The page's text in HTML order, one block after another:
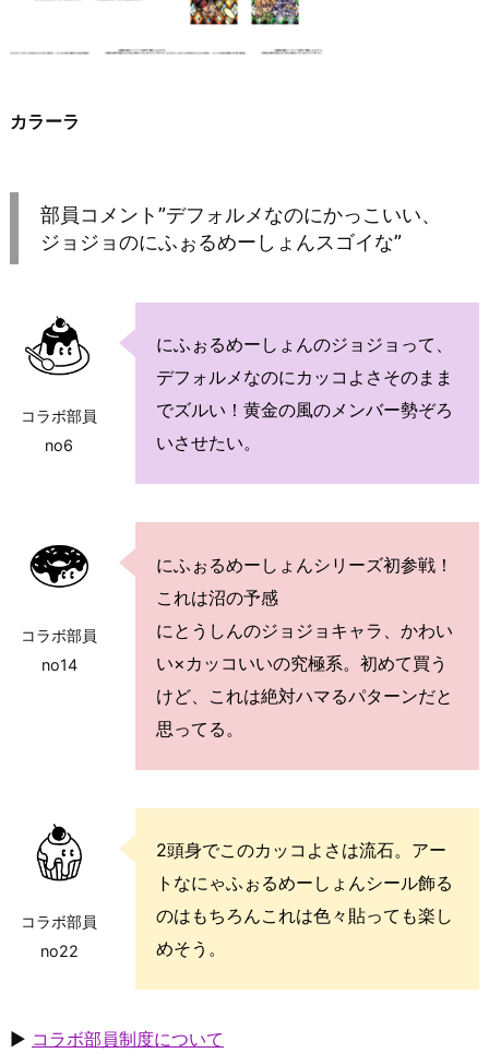
カラーラ
部員コメント”デフォルメなのにかっこいい、
ジョジョのにふぉるめーしょんスゴイな”
コラボ部員
no6
にふぉるめーしょんのジョジョって、
デフォルメなのにカッコよさそのまま
でズルい！黄金の風のメンバー勢ぞろ
いさせたい。
コラボ部員
no14
にふぉるめーしょんシリーズ初参戦！
これは沼の予感
にとうしんのジョジョキャラ、かわい
い×カッコいいの究極系。初めて買う
けど、これは絶対ハマるパターンだと
思ってる。
コラボ部員
no22
2頭身でこのカッコよさは流石。アー
トなにゃふぉるめーしょんシール飾る
のはもちろんこれは色々貼っても楽し
めそう。
▶ コラボ部員制度について